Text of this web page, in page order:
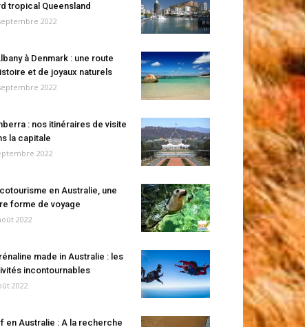
tropical Queensland
2022
à Denmark : une route
et de joyaux naturels
2022
: nos itinéraires de visite
la capitale
2022
en Australie, une
forme de voyage
2022
made in Australie : les
incontournables
2022
en Australie : A la recherche